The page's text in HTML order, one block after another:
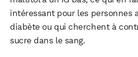
intéressant pour les personnes
diabète ou qui cherchent à
sucre dans le sang.